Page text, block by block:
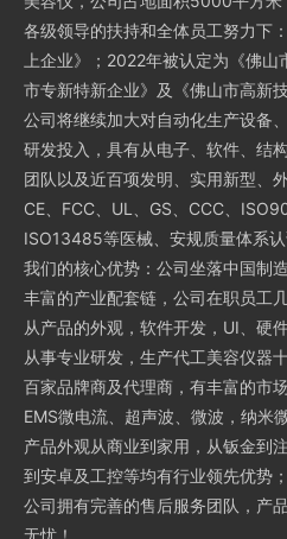
各级领导的扶持和全体员工努力下
上企业》；2022年被认定为《佛
市专新特新企业》及《佛山市高新技
公司将继续加大对自动化生产设备
研发投入，具有从电子、软件、结
团队以及近百项发明、实用新型、
CE、FCC、UL、GS、CCC、
ISO13485等医械、安规质量体系认
我们的核心优势：公司坐落中国制
丰富的产业配套链，公司在职员工
从产品的外观，软件开发，UI、硬
从事专业研发，生产代工美容仪器
百家品牌商及代理商，有丰富的市
EMS微电流、超声波、微波，纳米
产品外观从商业到家用，从钣金到
到安卓及工控等均有行业领先优势；
公司拥有完善的售后服务团队，产
无忧！